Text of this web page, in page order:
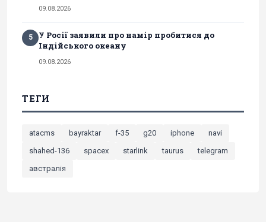
09.08.2026
5
У Росії заявили про намір пробитися до
Індійського океану
09.08.2026
ТЕГИ
atacms bayraktar f-35 g20 iphone
navi
shahed-136
spacex starlink taurus
telegram
австралія